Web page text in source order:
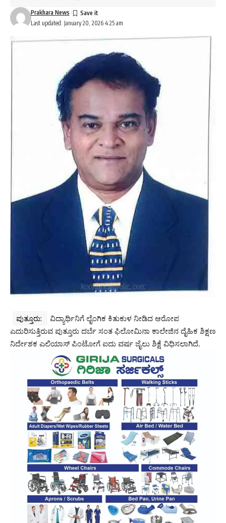
Last updated: January 20, 2026 4:25 am
Prakhara News
ಪುತ್ತೂರು:
ವಿದ್ಯಾರ್ಥಿನಿಗೆ ಲೈಂಗಿಕ ಕಿತುಕುಳ ನೀಡಿದ ಆರೋಪ
ಎದುರಿಸುತ್ತಿರುವ ಪುತ್ತೂರು ದರ್ಬೆ ಸಂತ ಫಿಲೋಮಿನಾ ಕಾಲೇಜಿನ ದೈಹಿಕ ಶಿಕ್ಷಣ
ನಿರ್ದೇಶಕ ಎಲಿಯಾಸ್ ಪಿಂಟೋಗೆ ಐದು ವರ್ಷ ಜೈಲು ಶಿಕ್ಷೆ ವಿಧಿಸಲಾಗಿದೆ.